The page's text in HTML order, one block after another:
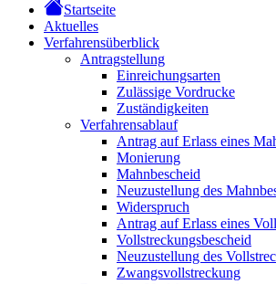
Startseite
Aktuelles
Verfahrensüberblick
Antragstellung
Einreichungsarten
Zulässige Vordrucke
Zuständigkeiten
Verfahrensablauf
Antrag auf Erlass eines
Monierung
Mahnbescheid
Neuzustellung des
Widerspruch
Antrag auf Erlass eines
Vollstreckungsbescheid
Neuzustellung des
Zwangsvollstreckung